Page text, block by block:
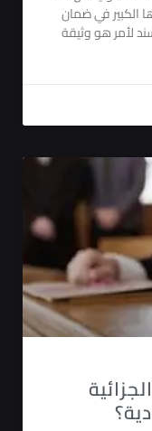
الكبير في ضمان
لأمر هو وثيقة